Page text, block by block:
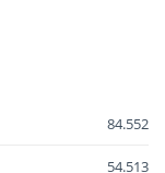
84.552
54.513